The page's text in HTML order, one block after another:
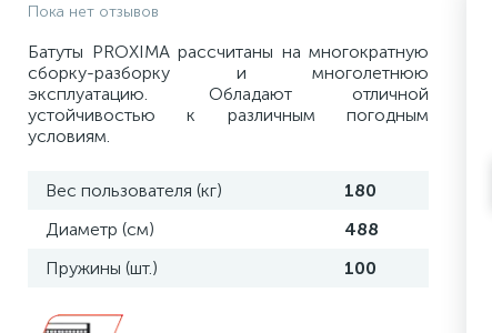
Пока нет отзывов
Батуты PROXIMA рассчитаны на многократную
сборку-разборку и многолетнюю
эксплуатацию. Обладают отличной
устойчивостью к различным погодным
условиям.
Вес пользователя (кг)
180
Диаметр (см)
488
Пружины (шт.)
100